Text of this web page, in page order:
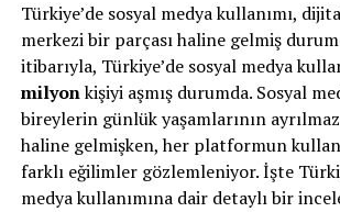
Türkiye’de sosyal medya kullanımı,
merkezi bir parçası haline gelmiş
itibarıyla, Türkiye’de sosyal medya
milyonkişiyi aşmış durumda. Sosyal
bireylerin günlük yaşamlarının
haline gelmişken, her platformun
farklı eğilimler gözlemleniyor. İşte
medya kullanımına dair detaylı bir